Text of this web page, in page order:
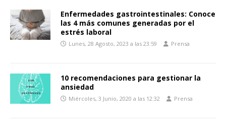
Enfermedades gastrointestinales: Conoce
las 4 más comunes generadas por el
estrés laboral
Lunes, 28 Agosto, 2023 a las 23:59 Prensa
10 recomendaciones para gestionar la
ansiedad
Miércoles, 3 Junio, 2020 a las 12:32 Prensa